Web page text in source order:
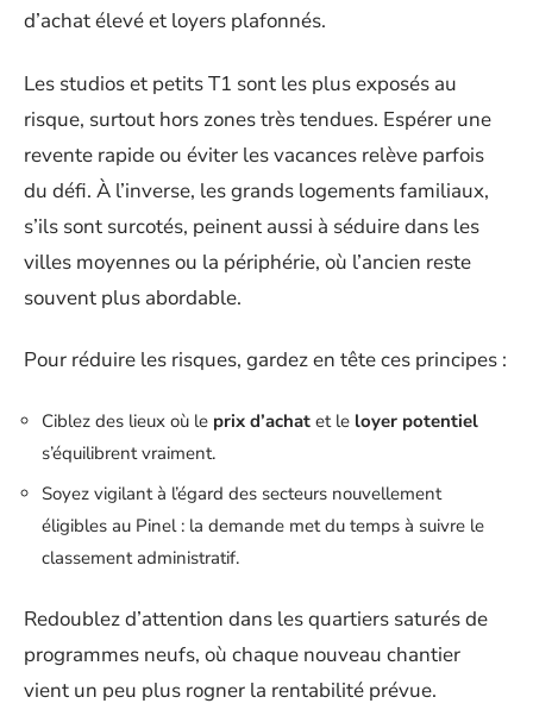
d’achat élevé et loyers plafonnés.
Les studios et petits T1 sont les plus exposés au
risque, surtout hors zones très tendues. Espérer une
revente rapide ou éviter les vacances relève parfois
du défi. À l’inverse, les grands logements familiaux,
s’ils sont surcotés, peinent aussi à séduire dans les
villes moyennes ou la périphérie, où l’ancien reste
souvent plus abordable.
Pour réduire les risques, gardez en tête ces principes :
Ciblez des lieux où le prix d’achat et le loyer potentiel
s’équilibrent vraiment.
Soyez vigilant à l’égard des secteurs nouvellement
éligibles au Pinel : la demande met du temps à suivre le
classement administratif.
Redoublez d’attention dans les quartiers saturés de
programmes neufs, où chaque nouveau chantier
vient un peu plus rogner la rentabilité prévue.